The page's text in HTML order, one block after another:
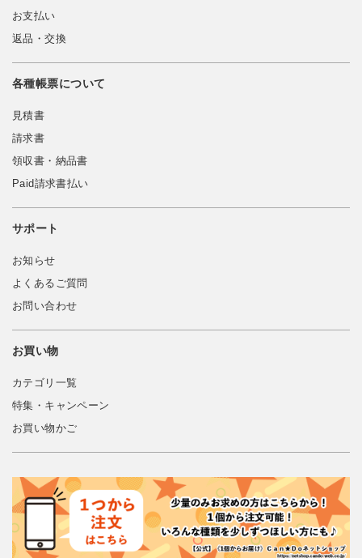
お支払い
返品・交換
各種帳票について
見積書
請求書
領収書・納品書
Paid請求書払い
サポート
お知らせ
よくあるご質問
お問い合わせ
お買い物
カテゴリ一覧
特集・キャンペーン
お買い物かご